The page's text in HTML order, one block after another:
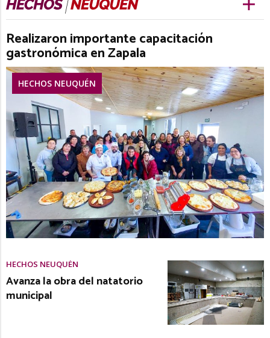
Realizaron importante capacitación
gastronómica en Zapala
HECHOS NEUQUÉN
HECHOS NEUQUÉN
Avanza la obra del natatorio
municipal